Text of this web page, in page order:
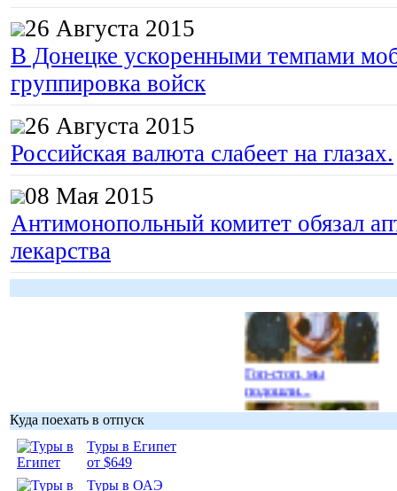
26 Августа 2015
В Донецке ускоренными темпами
группировка войск
26 Августа 2015
Российская валюта слабеет на глазах.
08 Мая 2015
Антимонопольный комитет обязал
лекарства
Гоп-стоп, мы
подошли...
Куда поехать в отпуск
Туры в Египет
от $649
Туры в ОАЭ